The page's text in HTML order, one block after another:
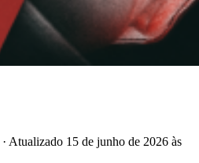
· Atualizado 15 de junho de 2026 às